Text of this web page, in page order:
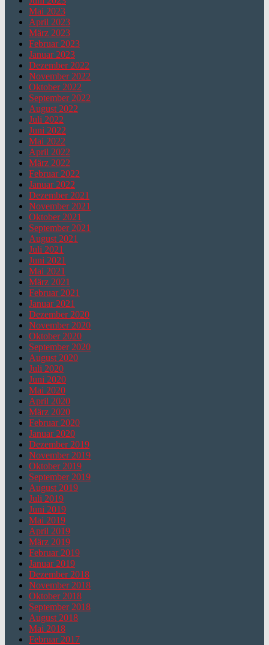
Mai 2023
April 2023
März 2023
Februar 2023
Januar 2023
Dezember 2022
November 2022
Oktober 2022
September 2022
August 2022
Juli 2022
Juni 2022
Mai 2022
April 2022
März 2022
Februar 2022
Januar 2022
Dezember 2021
November 2021
Oktober 2021
September 2021
August 2021
Juli 2021
Juni 2021
Mai 2021
März 2021
Februar 2021
Januar 2021
Dezember 2020
November 2020
Oktober 2020
September 2020
August 2020
Juli 2020
Juni 2020
Mai 2020
April 2020
März 2020
Februar 2020
Januar 2020
Dezember 2019
November 2019
Oktober 2019
September 2019
August 2019
Juli 2019
Juni 2019
Mai 2019
April 2019
März 2019
Februar 2019
Januar 2019
Dezember 2018
November 2018
Oktober 2018
September 2018
August 2018
Mai 2018
Februar 2017